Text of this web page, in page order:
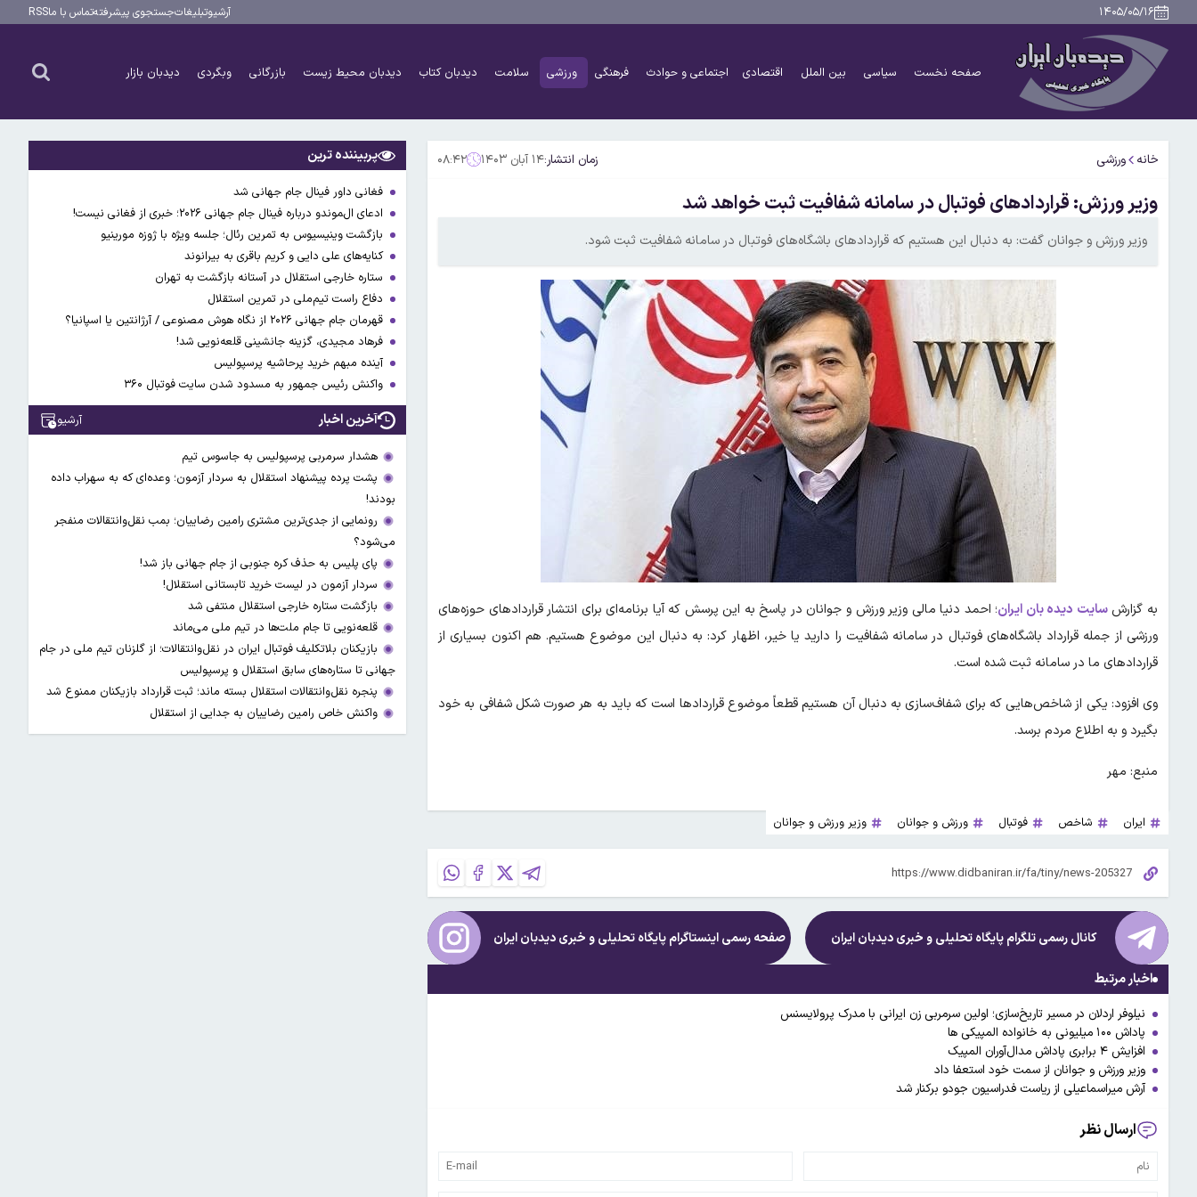
۱۴۰۵/۰۵/۱۶ آرشیوتبلیغاتجستجوی پیشرفتهتماس با ماRSS
صفحه نخست سیاسی بین الملل اقتصادی اجتماعی و حوادث فرهنگی ورزشی سلامت دیدبان کتاب دیدبان محیط زیست بازرگانی وبگردی دیدبان بازار
خانه ورزشی زمان انتشار:۱۴ آبان ۱۴۰۳ ۰۸:۴۲
وزیر ورزش: قراردادهای فوتبال در سامانه شفافیت ثبت خواهد شد
وزیر ورزش و جوانان گفت: به دنبال این هستیم که قراردادهای باشگاه‌های فوتبال در سامانه شفافیت ثبت شود.
به گزارشسایت دیده بان ایران؛ احمد دنیا مالی وزیر ورزش و جوانان در پاسخ به این پرسش که آیا برنامه‌ای برای انتشار قراردادهای حوزه‌های
ورزشی از جمله قرارداد باشگاه‌های فوتبال در سامانه شفافیت را دارید یا خیر، اظهار کرد: به دنبال این موضوع هستیم. هم اکنون بسیاری از
قراردادهای ما در سامانه ثبت شده است.
وی افزود: یکی از شاخص‌هایی که برای شفاف‌سازی به دنبال آن هستیم قطعاً موضوع قراردادها است که باید به هر صورت شکل شفافی به خود
بگیرد و به اطلاع مردم برسد.
منبع: مهر
ایران شاخص فوتبال ورزش و جوانان وزیر ورزش و جوانان
کانال رسمی تلگرام پایگاه تحلیلی و خبریدیدبان ایران صفحه رسمی اینستاگرام پایگاه تحلیلی و خبریدیدبان ایران
اخبار مرتبط
نیلوفر اردلان در مسیر تاریخ‌سازی؛ اولین سرمربی زن ایرانی با مدرک پرولایسنس
پاداش ۱۰۰ میلیونی به خانواده المپیکی ها
افزایش ۴ برابری پاداش مدال‌آوران المپیک
وزیر ورزش و جوانان از سمت خود استعفا داد
آرش میراسماعیلی از ریاست فدراسیون جودو برکنار شد
ارسال نظر
پربیننده ترین
فغانی داور فینال جام جهانی شد
ادعای ال‌‍موندو درباره فینال جام جهانی ۲۰۲۶؛ خبری از فغانی نیست!
بازگشت وینیسیوس به تمرین رئال؛ جلسه ویژه با ژوزه مورینیو
کنایه‌های علی دایی و کریم باقری به بیرانوند
ستاره خارجی استقلال در آستانه بازگشت به تهران
دفاع راست تیم‌ملی در تمرین استقلال
قهرمان جام جهانی ۲۰۲۶ از نگاه هوش مصنوعی / آرژانتین یا اسپانیا؟
فرهاد مجیدی، گزینه جانشینی قلعه‌نویی شد!
آینده مبهم خرید پرحاشیه پرسپولیس
واکنش رئیس جمهور به مسدود شدن سایت فوتبال ۳۶۰
آخرین اخبار آرشیو
هشدار سرمربی پرسپولیس به جاسوس تیم
پشت پرده پیشنهاد استقلال به سردار آزمون؛ وعده‌ای که به سهراب داده
بودند!
رونمایی از جدی‌ترین مشتری رامین رضاییان؛ بمب نقل‌وانتقالات منفجر
می‌شود؟
پای پلیس به حذف کره جنوبی از جام جهانی باز شد!
سردار آزمون در لیست خرید تابستانی استقلال!
بازگشت ستاره خارجی استقلال منتفی شد
قلعه‌نویی تا جام ملت‌ها در تیم ملی می‌ماند
بازیکنان بلاتکلیف فوتبال ایران در نقل‌وانتقالات؛ از گلزنان تیم ملی در جام
جهانی تا ستاره‌های سابق استقلال و پرسپولیس
پنجره نقل‌وانتقالات استقلال بسته ماند؛ ثبت قرارداد بازیکنان ممنوع شد
واکنش خاص رامین رضاییان به جدایی از استقلال